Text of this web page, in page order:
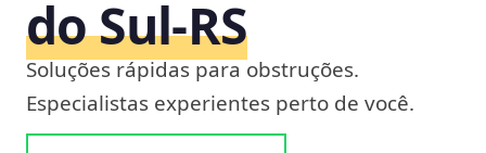
do Sul‑RS
Soluções rápidas para obstruções.
Especialistas experientes perto de você.